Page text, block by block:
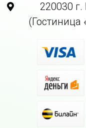
220030
(Гостиница